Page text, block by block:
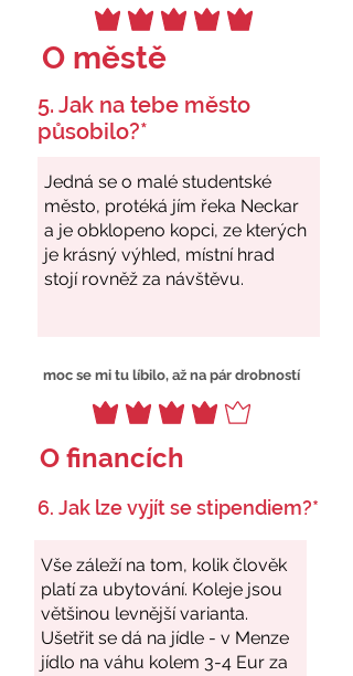
O městě
5. Jak na tebe město
působilo?*
moc se mi tu líbilo, až na pár drobností
O financích
6. Jak lze vyjít se stipendiem?*